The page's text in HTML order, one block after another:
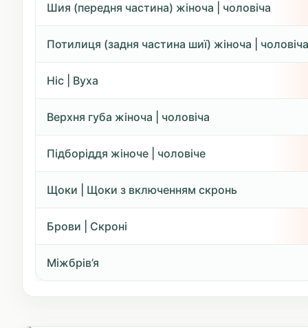
Шия (передня частина) жіноча | чоловіча
Потилиця (задня частина шиї) жіноча | чоловіча
Ніс | Вуха
Верхня губа жіноча | чоловіча
Підборіддя жіноче | чоловіче
Щоки | Щоки з включенням скронь
Брови | Скроні
Міжбрів’я